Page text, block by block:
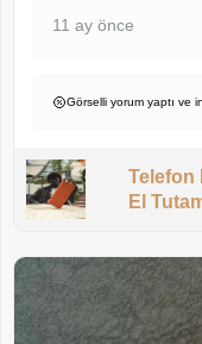
11 ay önce
Görselli yorum yaptı ve
Telefon
El